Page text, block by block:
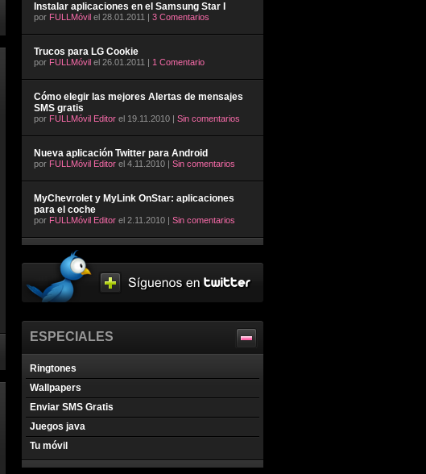
Instalar aplicaciones en el Samsung Star I
por FULLMóvil el 28.01.2011 | 3 Comentarios
Trucos para LG Cookie
por FULLMóvil el 26.01.2011 | 1 Comentario
Cómo elegir las mejores Alertas de mensajes
SMS gratis
por FULLMóvil Editor el 19.11.2010 | Sin comentarios
Nueva aplicación Twitter para Android
por FULLMóvil Editor el 4.11.2010 | Sin comentarios
MyChevrolet y MyLink OnStar: aplicaciones
para el coche
por FULLMóvil Editor el 2.11.2010 | Sin comentarios
ESPECIALES
Ringtones
Wallpapers
Enviar SMS Gratis
Juegos java
Tu móvil